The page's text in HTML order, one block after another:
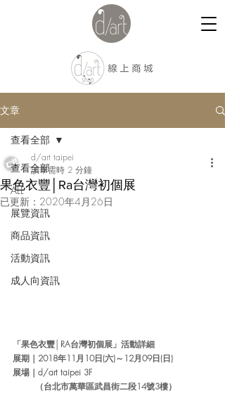
文章
查看全部
ALL
展覽資訊
商品資訊
活動資訊
成人向資訊
查看全部
果色衣豐│Ra台灣初個展
d/art taipei
讀畢需時 2 分鐘
已更新： 2020年4月26日
「果色衣豐│RA台灣初個展」活動詳細
展期 ｜ 2018年11月10日(六)～12月09日(日)
展場 ｜ d/art taipei 3F
        （台北市萬華區武昌街二段14號3樓）